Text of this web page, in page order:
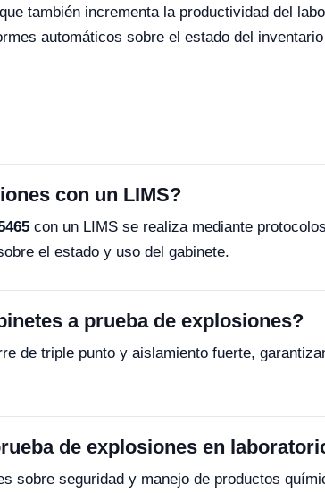
también incrementa la productividad del
automáticos sobre el estado del
con un LIMS?
con un LIMS se realiza mediante
el estado y uso del gabinete.
a prueba de explosiones?
de triple punto y aislamiento fuerte,
de explosiones en
sobre seguridad y manejo de productos